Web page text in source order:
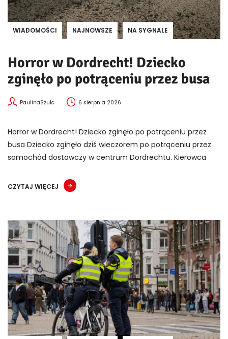
WIADOMOŚCI NAJNOWSZE NA SYGNALE
Horror w Dordrecht! Dziecko
zginęło po potrąceniu przez busa
PaulinaSzulc 6 sierpnia 2026
Horror w Dordrecht! Dziecko zginęło po potrąceniu przez
busa Dziecko zginęło dziś wieczorem po potrąceniu przez
samochód dostawczy w centrum Dordrechtu. Kierowca
CZYTAJ WIĘCEJ